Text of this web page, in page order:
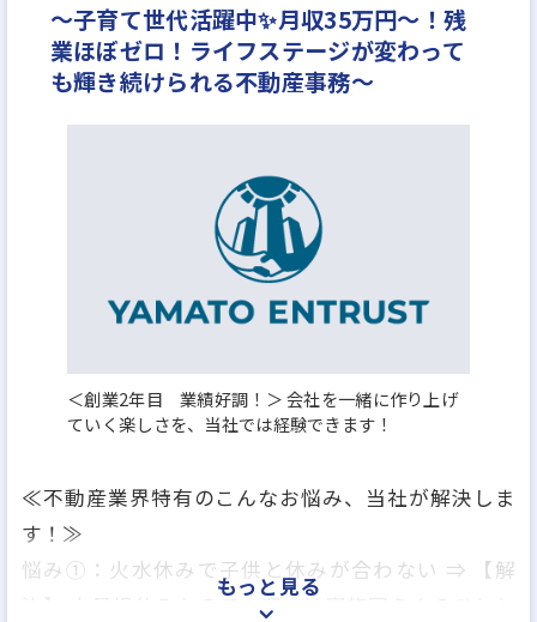
年収200万円
年収250万円
年収300万円
年収350万円
年収400万円
月給～20万円
月給23万円
月給25万円 月給30万円 月給35万円
～子育て世代活躍中✨月収35万円〜！残
業ほぼゼロ！ライフステージが変わって
も輝き続けられる不動産事務～
＜創業2年目 業績好調！＞ 会社を一緒に作り上げ
ていく楽しさを、当社では経験できます！
≪不動産業界特有のこんなお悩み、当社が解決しま
す！≫
悩み①：火水休みで子供と休みが合わない ⇒ 【解
決】 土日祝休みなので、週末は家族団らんのひとと
もっと見る